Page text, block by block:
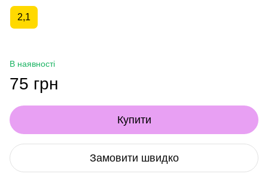
2,1
В наявності
75 грн
Купити
Замовити швидко